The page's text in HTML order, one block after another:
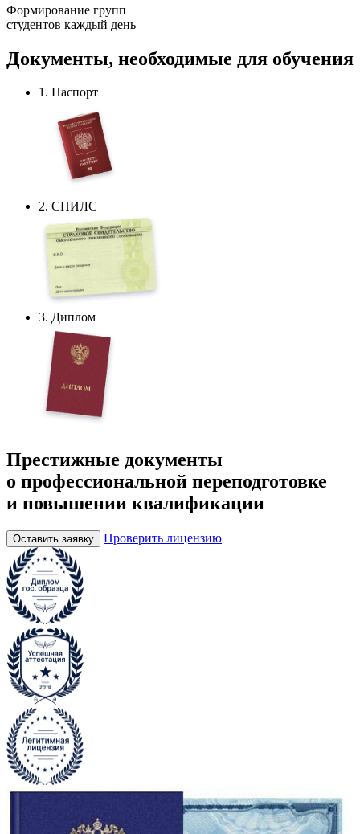
Формирование групп
студентов каждый день
Документы, необходимые для обучения
1. Паспорт
2. СНИЛС
3. Диплом
Престижные документы
о профессиональной переподготовке
и повышении квалификации
Оставить заявку Проверить лицензию